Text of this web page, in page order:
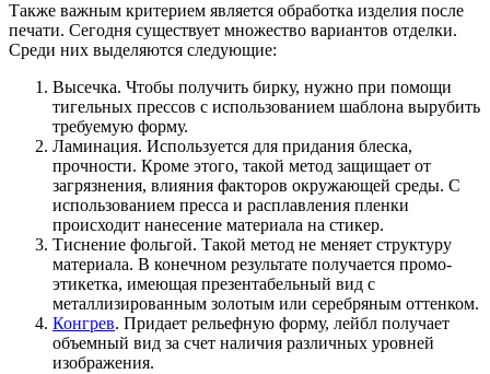
Также важным критерием является обработка изделия после
печати. Сегодня существует множество вариантов отделки.
Среди них выделяются следующие:
Высечка. Чтобы получить бирку, нужно при помощи
тигельных прессов с использованием шаблона вырубить
требуемую форму.
Ламинация. Используется для придания блеска,
прочности. Кроме этого, такой метод защищает от
загрязнения, влияния факторов окружающей среды. С
использованием пресса и расплавления пленки
происходит нанесение материала на стикер.
Тиснение фольгой. Такой метод не меняет структуру
материала. В конечном результате получается промо-
этикетка, имеющая презентабельный вид с
металлизированным золотым или серебряным оттенком.
Конгрев. Придает рельефную форму, лейбл получает
объемный вид за счет наличия различных уровней
изображения.